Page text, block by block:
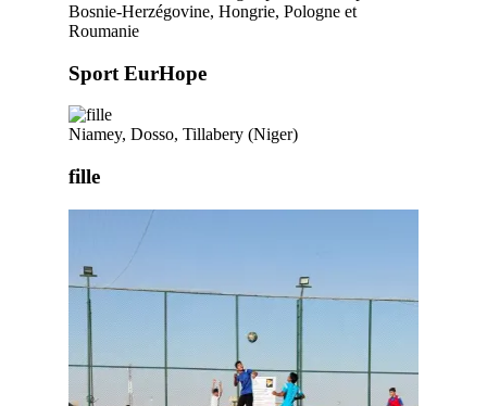
Bosnie-Herzégovine, Hongrie, Pologne et
Roumanie
Sport EurHope
Niamey, Dosso, Tillabery (Niger)
fille